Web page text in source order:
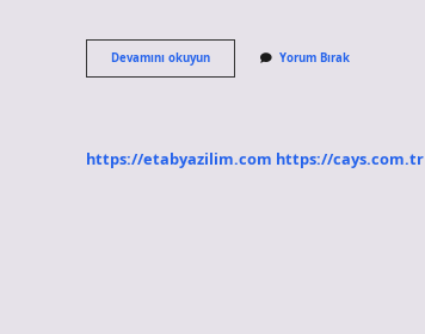
Devamını okuyunBir
Erkeğin
Yorum Bırak
https://etabyazilim.com https://cays.com.tr